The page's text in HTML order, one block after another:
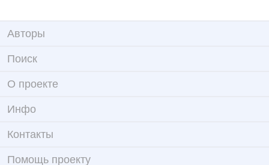
Авторы
Поиск
О проекте
Инфо
Контакты
Помощь проекту